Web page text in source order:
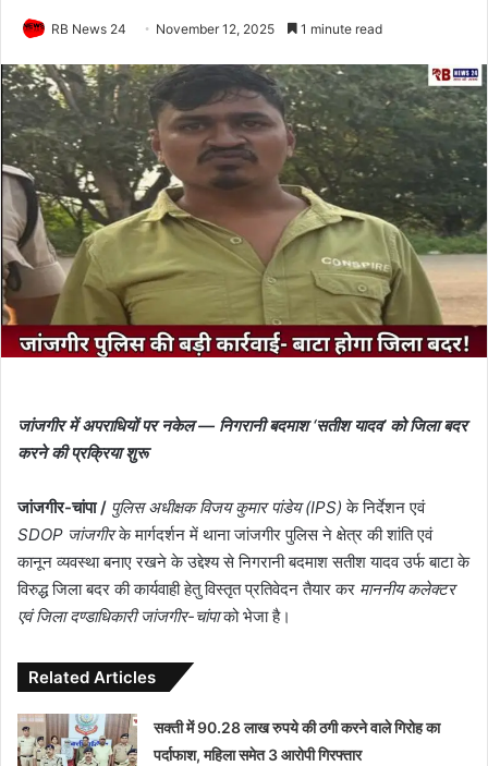
RB News 24 November 12, 2025 1 minute read
जांजगीर में अपराधियों पर नकेल — निगरानी बदमाश ‘सतीश यादव’ को जिला बदर
करने की प्रक्रिया शुरू
जांजगीर-चांपा / पुलिस अधीक्षक विजय कुमार पांडेय (IPS) के निर्देशन एवं
SDOP जांजगीरके मार्गदर्शन में थाना जांजगीर पुलिस ने क्षेत्र की शांति एवं
कानून व्यवस्था बनाए रखने के उद्देश्य से निगरानी बदमाश सतीश यादव उर्फ बाटा के
विरुद्ध जिला बदर की कार्यवाही हेतु विस्तृत प्रतिवेदन तैयार कर माननीय कलेक्टर
एवं जिला दण्डाधिकारी जांजगीर-चांपाको भेजा है।
Related Articles
सक्ती में 90.28 लाख रुपये की ठगी करने वाले गिरोह का
पर्दाफाश, महिला समेत 3 आरोपी गिरफ्तार